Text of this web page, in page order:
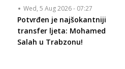
Wed, 5 Aug 2026 - 07:27
Potvrđen je najšokantniji
transfer ljeta: Mohamed
Salah u Trabzonu!